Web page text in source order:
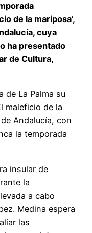
de la mariposa’,
cuya
ha presentado
de Cultura,
de La Palma su
maleficio de la
Andalucía, con
la temporada
insular de
la
a cabo
Medina espera
las